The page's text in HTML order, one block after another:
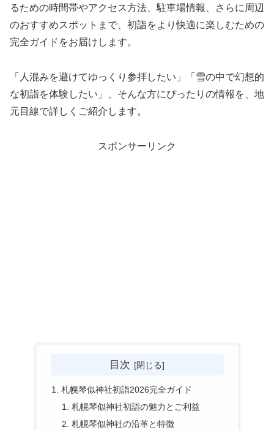
るための時間帯やアクセス方法、駐車場情報、さらに周辺
のおすすめスポットまで、初詣をより快適に楽しむための
完全ガイドをお届けします。
「人混みを避けてゆっくり参拝したい」「雪の中で幻想的
な初詣を体験したい」、そんな方にぴったりの情報を、地
元目線で詳しくご紹介します。
スポンサーリンク
目次
札幌琴似神社初詣2026完全ガイド
札幌琴似神社初詣の魅力とご利益
札幌琴似神社の沿革と特徴